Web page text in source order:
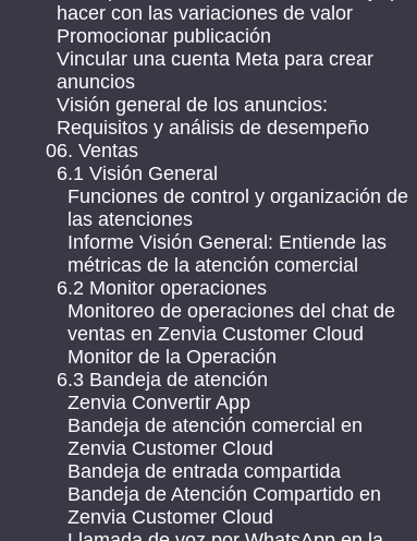
hacer con las variaciones de valor
Promocionar publicación
Vincular una cuenta Meta para crear
anuncios
Visión general de los anuncios:
Requisitos y análisis de desempeño
06. Ventas
6.1 Visión General
Funciones de control y organización de
las atenciones
Informe Visión General: Entiende las
métricas de la atención comercial
6.2 Monitor operaciones
Monitoreo de operaciones del chat de
ventas en Zenvia Customer Cloud
Monitor de la Operación
6.3 Bandeja de atención
Zenvia Convertir App
Bandeja de atención comercial en
Zenvia Customer Cloud
Bandeja de entrada compartida
Bandeja de Atención Compartido en
Zenvia Customer Cloud